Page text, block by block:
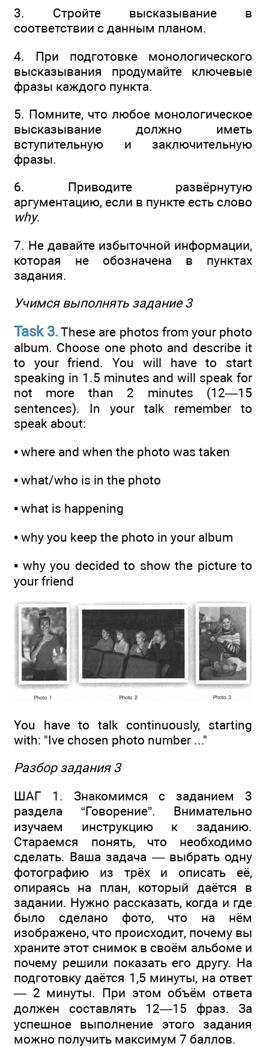
3. Стройте высказывание в
соответствии с данным планом.
4. При подготовке монологического
высказывания продумайте ключевые
фразы каждого пункта.
5. Помните, что любое монологическое
высказывание должно иметь
вступительную и заключительную
фразы.
6. Приводите развёрнутую
аргументацию, если в пункте есть слово
why.
7. Не давайте избыточной информации,
которая не обозначена в пунктах
задания.
Учимся выполнять задание 3
Task 3.These are photos from your photo
album. Choose one photo and describe it
to your friend. You will have to start
speaking in 1.5 minutes and will speak for
not more than 2 minutes (12—15
sentences). In your talk remember to
speak about:
• where and when the photo was taken
• what/who is in the photo
• what is happening
• why you keep the photo in your album
• why you decided to show the picture to
your friend
You have to talk continuously, starting
with: "Ive chosen photo number ..."
Разбор задания 3
ШАГ 1. Знакомимся с заданием 3
раздела “Говорение”. Внимательно
изучаем инструкцию к заданию.
Стараемся понять, что необходимо
сделать. Ваша задача — выбрать одну
фотографию из трёх и описать её,
опираясь на план, который даётся в
задании. Нужно рассказать, когда и где
было сделано фото, что на нём
изображено, что происходит, почему вы
храните этот снимок в своём альбоме и
почему решили показать его другу. На
подготовку даётся 1,5 минуты, на ответ
— 2 минуты. При этом объём ответа
должен составлять 12—15 фраз. За
успешное выполнение этого задания
можно получить максимум 7 баллов.